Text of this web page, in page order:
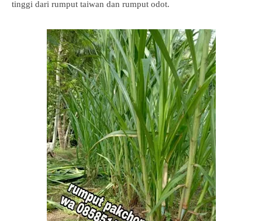
tinggi dari rumput taiwan dan rumput odot.